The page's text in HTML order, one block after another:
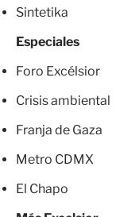
Sintetika
Especiales
Foro Excélsior
Crisis ambiental
Franja de Gaza
Metro CDMX
El Chapo